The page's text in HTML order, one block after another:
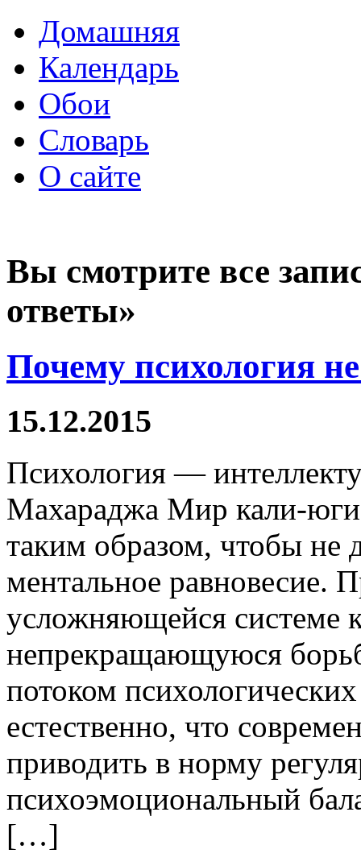
Домашняя
Календарь
Обои
Словарь
О сайте
Вы смотрите все
ответы»
Почему психология
15.12.2015
Психология —
Махараджа Мир кали-юги
таким образом, чтобы не
ментальное равновесие.
усложняющейся системе
непрекращающуюся
потоком
естественно, что
приводить в норму
психоэмоциональный
[…]